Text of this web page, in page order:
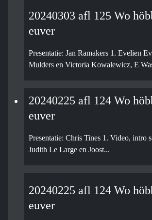
20240303 afl 125 Wo
euver
Presentatie: Jan Ramakers 1. Evelien
Mulders en Victoria Kowalewicz, E
20240225 afl 124 Wo
euver
Presentatie: Chris Tines 1. Video, intro
Judith Le Large en Joost...
20240225 afl 124 Wo
euver